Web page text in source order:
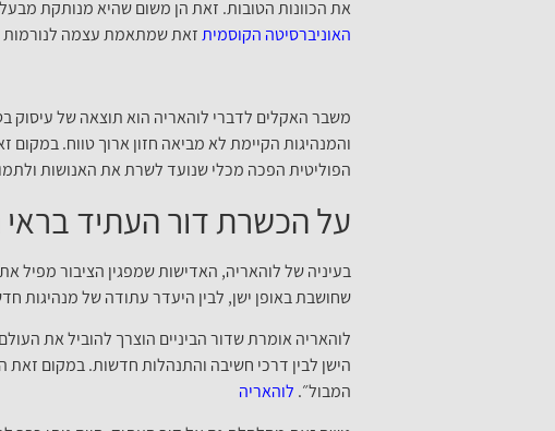
את הכוונות הטובות. זאת הן משום שהיא מנותקת
האוניברסיטה הקוסמיתזאת שמתאמת עצמה לנורמות
משבר האקלים לדברי לוהאריה הוא תוצאה של עיסוק
והמנהיגות הקיימת לא מביאה חזון ארוך טווח.
הפוליטית הפכה מכלי שנועד לשרת את האנושות
על הכשרת דור העתיד בראי
בעיניה של לוהאריה, האדישות שמפגין הציבור מפיל
שחושבת באופן ישן, לבין היעדר עתודה של מנהיגות
לוהאריה אומרת שדור הביניים הוצרך להוביל את
הישן לבין דרכי חשיבה והתנהלות חדשות. במקום זאת
המבול״. לוהאריה